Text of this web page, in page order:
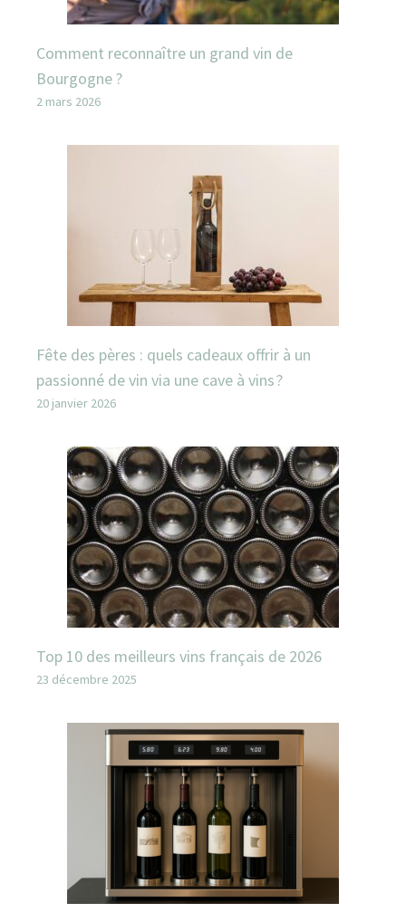
Comment reconnaître un grand vin de
Bourgogne ?
2 mars 2026
Fête des pères : quels cadeaux offrir à un
passionné de vin via une cave à vins ?
20 janvier 2026
Top 10 des meilleurs vins français de 2026
23 décembre 2025